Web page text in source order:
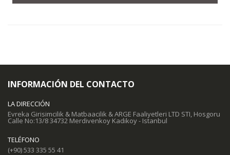
INFORMACIÓN DEL CONTACTO
LA DIRECCIÓN
Evreka Girisimcilik & Matbaacilik & ARGE Faaliyetleri LTD STI, Hosgoru
Calle No:13/8 34732 Merdivenkoy Kadikoy - Istanbul
TELÉFONO
(+90) 533 335 55 41